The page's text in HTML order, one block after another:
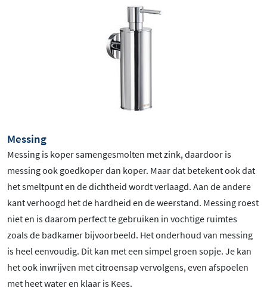
Messing
Messing is koper samengesmolten met zink, daardoor is
messing ook goedkoper dan koper. Maar dat betekent ook dat
het smeltpunt en de dichtheid wordt verlaagd. Aan de andere
kant verhoogd het de hardheid en de weerstand. Messing roest
niet en is daarom perfect te gebruiken in vochtige ruimtes
zoals de badkamer bijvoorbeeld. Het onderhoud van messing
is heel eenvoudig. Dit kan met een simpel groen sopje. Je kan
het ook inwrijven met citroensap vervolgens, even afspoelen
met heet water en klaar is Kees.